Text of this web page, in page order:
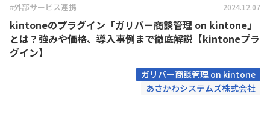
#外部サービス連携 2024.12.07
kintoneのプラグイン「ガリバー商談管理 on kintone」
とは？強みや価格、導入事例まで徹底解説【kintoneプラ
グイン】
ガリバー商談管理 on kintone
あさかわシステムズ株式会社